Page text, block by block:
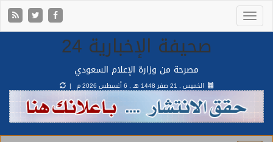
صحيفة الإخبارية 24
مصرحة من وزارة الإعلام السعودي
الخميس , 21 صفر 1448 هـ , 6 أغسطس 2026 م |